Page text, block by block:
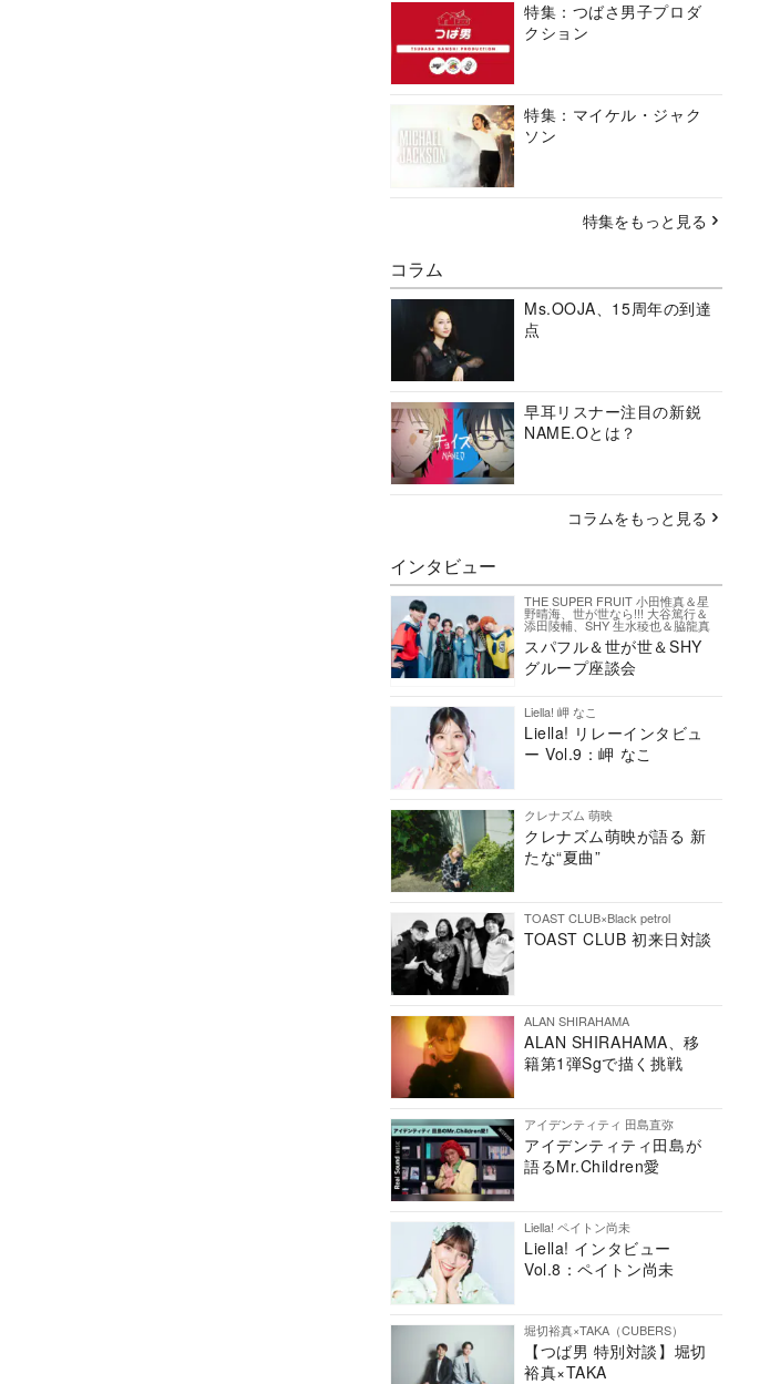
特集：つばさ男子プロダ
クション
特集：マイケル・ジャク
ソン
特集をもっと見る
コラム
Ms.OOJA、15周年の到達
点
早耳リスナー注目の新鋭
NAME.Oとは？
コラムをもっと見る
インタビュー
THE SUPER FRUIT 小田惟真＆星
野晴海、世が世なら!!! 大谷篤行＆
添田陵輔、SHY 生水稜也＆脇龍真
スパフル＆世が世＆SHY
グループ座談会
Liella! 岬 なこ
Liella! リレーインタビュ
ー Vol.9：岬 なこ
クレナズム 萌映
クレナズム萌映が語る 新
たな“夏曲”
TOAST CLUB×Black petrol
TOAST CLUB 初来日対談
ALAN SHIRAHAMA
ALAN SHIRAHAMA、移
籍第1弾Sgで描く挑戦
アイデンティティ 田島直弥
アイデンティティ田島が
語るMr.Children愛
Liella! ペイトン尚未
Liella! インタビュー
Vol.8：ペイトン尚未
堀切裕真×TAKA（CUBERS）
【つば男 特別対談】堀切
裕真×TAKA